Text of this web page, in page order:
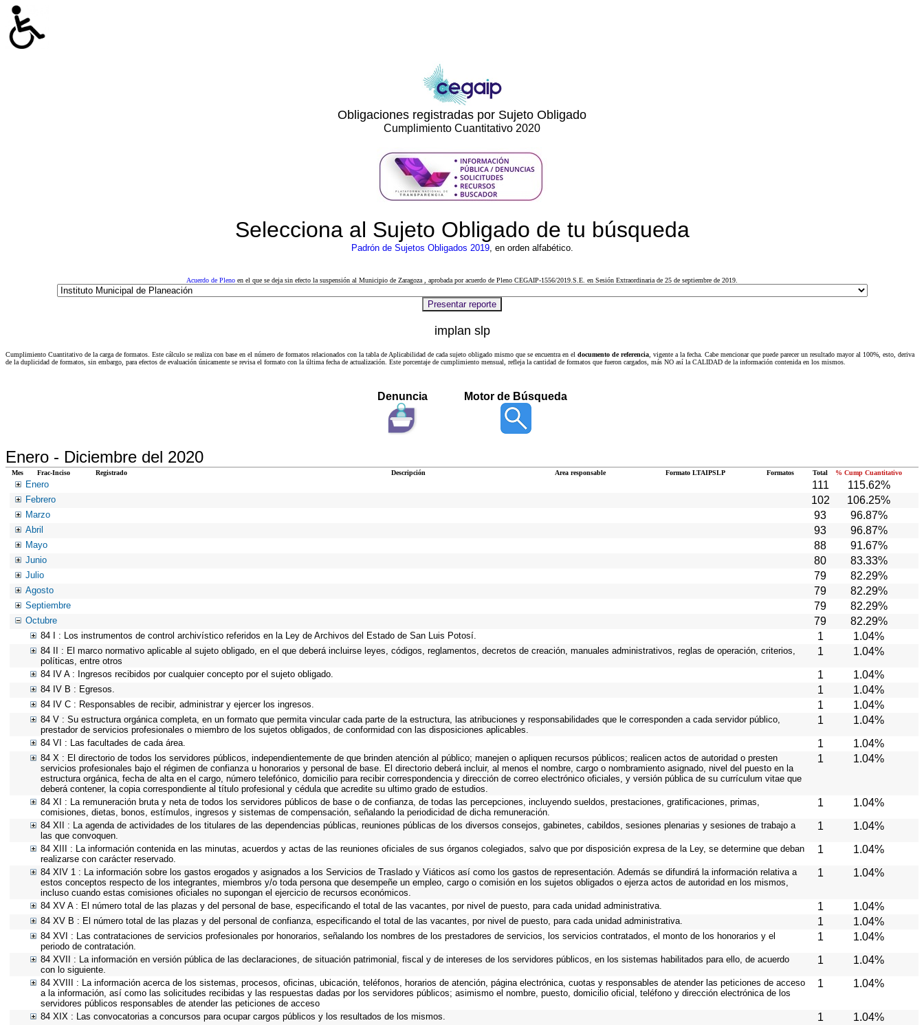
Obligaciones registradas por Sujeto Obligado
Cumplimiento Cuantitativo 2020
Selecciona al Sujeto Obligado de tu búsqueda
Padrón de Sujetos Obligados 2019, en orden alfabético.
Acuerdo de Pleno en el que se deja sin efecto la suspensión al Municipio de Zaragoza , aprobada por acuerdo de Pleno CEGAIP-1556/2019.S.E. en Sesión Extraordinaria de 25 de septiembre de 2019.
implan slp
Cumplimiento Cuantitativo de la carga de formatos. Este cálculo se realiza con base en el número de formatos relacionados con la tabla de Aplicabilidad de cada sujeto obligado mismo que se encuentra en el documento de referencia , vigente a la fecha. Cabe mencionar que puede parecer un resultado mayor al 100%, esto, deriva
de la duplicidad de formatos, sin embargo, para efectos de evaluación únicamente se revisa el formato con la última fecha de actualización. Este porcentaje de cumplimiento mensual, refleja la cantidad de formatos que fueron cargados, más NO así la CALIDAD de la información contenida en los mismos.
Denuncia Motor de Búsqueda
Enero - Diciembre del 2020
Mes Frac-Inciso Registrado Descripción Area responsable Formato LTAIPSLP Formatos Total % Cump Cuantitativo
Enero 111 115.62%
Febrero 102 106.25%
Marzo 93 96.87%
Abril 93 96.87%
Mayo 88 91.67%
Junio 80 83.33%
Julio 79 82.29%
Agosto 79 82.29%
Septiembre 79 82.29%
Octubre 79 82.29%
84 I : Los instrumentos de control archivístico referidos en la Ley de Archivos del Estado de San Luis Potosí. 1 1.04%
84 II : El marco normativo aplicable al sujeto obligado, en el que deberá incluirse leyes, códigos, reglamentos, decretos de creación, manuales administrativos, reglas de operación, criterios,
políticas, entre otros
1 1.04%
84 IV A : Ingresos recibidos por cualquier concepto por el sujeto obligado. 1 1.04%
84 IV B : Egresos. 1 1.04%
84 IV C : Responsables de recibir, administrar y ejercer los ingresos. 1 1.04%
84 V : Su estructura orgánica completa, en un formato que permita vincular cada parte de la estructura, las atribuciones y responsabilidades que le corresponden a cada servidor público,
prestador de servicios profesionales o miembro de los sujetos obligados, de conformidad con las disposiciones aplicables.
1 1.04%
84 VI : Las facultades de cada área. 1 1.04%
84 X : El directorio de todos los servidores públicos, independientemente de que brinden atención al público; manejen o apliquen recursos públicos; realicen actos de autoridad o presten
servicios profesionales bajo el régimen de confianza u honorarios y personal de base. El directorio deberá incluir, al menos el nombre, cargo o nombramiento asignado, nivel del puesto en la
estructura orgánica, fecha de alta en el cargo, número telefónico, domicilio para recibir correspondencia y dirección de correo electrónico oficiales, y versión pública de su currículum vitae que
deberá contener, la copia correspondiente al título profesional y cédula que acredite su ultimo grado de estudios.
1 1.04%
84 XI : La remuneración bruta y neta de todos los servidores públicos de base o de confianza, de todas las percepciones, incluyendo sueldos, prestaciones, gratificaciones, primas,
comisiones, dietas, bonos, estímulos, ingresos y sistemas de compensación, señalando la periodicidad de dicha remuneración.
1 1.04%
84 XII : La agenda de actividades de los titulares de las dependencias públicas, reuniones públicas de los diversos consejos, gabinetes, cabildos, sesiones plenarias y sesiones de trabajo a
las que convoquen.
1 1.04%
84 XIII : La información contenida en las minutas, acuerdos y actas de las reuniones oficiales de sus órganos colegiados, salvo que por disposición expresa de la Ley, se determine que deban
realizarse con carácter reservado.
1 1.04%
84 XIV 1 : La información sobre los gastos erogados y asignados a los Servicios de Traslado y Viáticos así como los gastos de representación. Además se difundirá la información relativa a
estos conceptos respecto de los integrantes, miembros y/o toda persona que desempeñe un empleo, cargo o comisión en los sujetos obligados o ejerza actos de autoridad en los mismos,
incluso cuando estas comisiones oficiales no supongan el ejercicio de recursos económicos.
1 1.04%
84 XV A : El número total de las plazas y del personal de base, especificando el total de las vacantes, por nivel de puesto, para cada unidad administrativa. 1 1.04%
84 XV B : El número total de las plazas y del personal de confianza, especificando el total de las vacantes, por nivel de puesto, para cada unidad administrativa. 1 1.04%
84 XVI : Las contrataciones de servicios profesionales por honorarios, señalando los nombres de los prestadores de servicios, los servicios contratados, el monto de los honorarios y el
periodo de contratación.
1 1.04%
84 XVII : La información en versión pública de las declaraciones, de situación patrimonial, fiscal y de intereses de los servidores públicos, en los sistemas habilitados para ello, de acuerdo
con lo siguiente.
1 1.04%
84 XVIII : La información acerca de los sistemas, procesos, oficinas, ubicación, teléfonos, horarios de atención, página electrónica, cuotas y responsables de atender las peticiones de acceso
a la información, así como las solicitudes recibidas y las respuestas dadas por los servidores públicos; asimismo el nombre, puesto, domicilio oficial, teléfono y dirección electrónica de los
servidores públicos responsables de atender las peticiones de acceso
1 1.04%
84 XIX : Las convocatorias a concursos para ocupar cargos públicos y los resultados de los mismos. 1 1.04%